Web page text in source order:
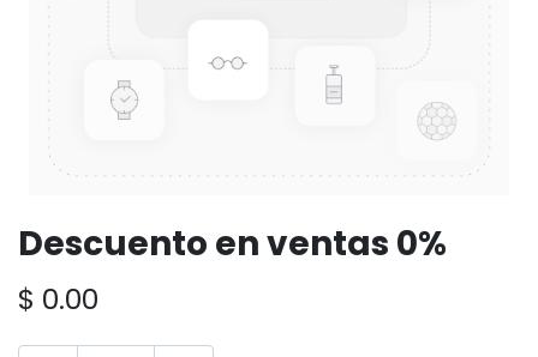
Descuento en ventas 0%
$ 0.00